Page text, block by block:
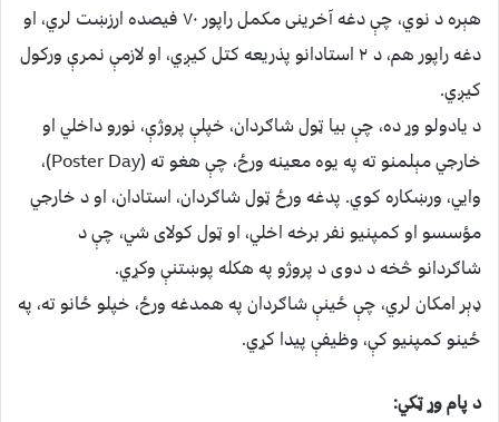
هېره د نوي، چې دغه آخرینی مکمل راپور ۷۰ فیصده ارزښت لري، او
دغه راپور هم، د ۲ استادانو پذریعه کتل کیږي، او لازمې نمرې ورکول
کیږي.
د یادولو وړ ده، چې بیا ټول شاګردان، خپلې پروژې، نورو داخلي او
خارجي مېلمنو ته په یوه معینه ورځ، چې هغو ته (Poster Day)،
وایي، ورښکاره کوي. پدغه ورځ ټول شاګردان، استادان، او د خارجي
مؤسسو او کمپنیو نفر برخه اخلي، او ټول کولای شي، چې د
شاګردانو څخه د دوی د پروژو په هکله پوښتنې وکړي.
ډېر امکان لري، چې ځینې شاګردان په همدغه ورځ، خپلو ځانو ته، په
ځینو کمپنیو کې، وظیفې پیدا کړي.
د پام وړ ټکي: